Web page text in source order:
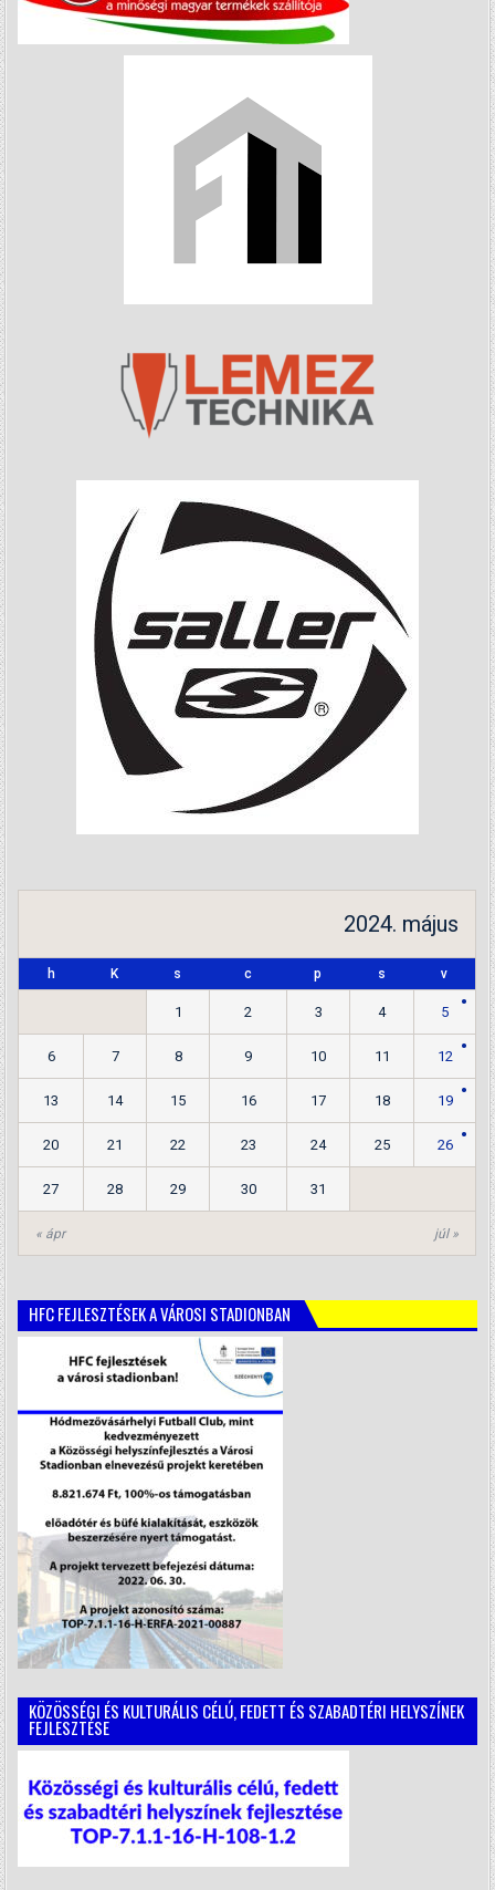
2024. május
h K s c p s v
« ápr júl »
1 2 3 4 5
6 7 8 9 10 11 12
13 14 15 16 17 18 19
20 21 22 23 24 25 26
27 28 29 30 31
HFC FEJLESZTÉSEK A VÁROSI STADIONBAN
KÖZÖSSÉGI ÉS KULTURÁLIS CÉLÚ, FEDETT ÉS SZABADTÉRI HELYSZÍNEK
FEJLESZTÉSE